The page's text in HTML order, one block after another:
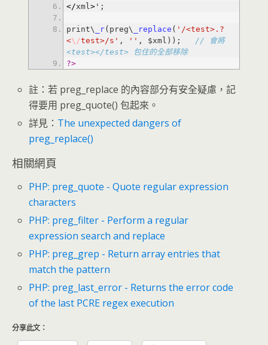
</xml>
print\ _r(preg\ _replace ( '/<test>.?
<\/test>/s' , '' , $xml));
// 會將
<test></test> 包住的全部移除
?>
註：若 preg_replace 的內容部分有安全疑慮，記
得要用 preg_quote() 包起來。
詳見： The unexpected dangers of
preg_replace()
相關網頁
PHP: preg_quote - Quote regular expression
characters
PHP: preg_filter - Perform a regular
expression search and replace
PHP: preg_grep - Return array entries that
match the pattern
PHP: preg_last_error - Returns the error code
of the last PCRE regex execution
分享此文：